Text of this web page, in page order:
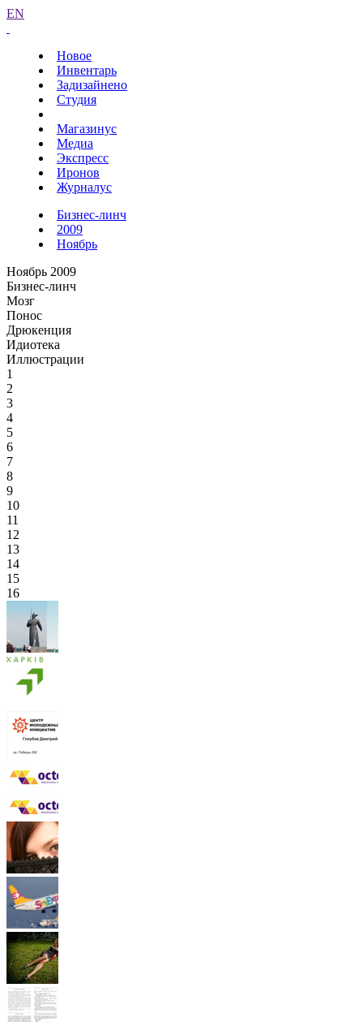
EN
Новое
Инвентарь
Задизайнено
Студия
Магазинус
Медиа
Экспресс
Иронов
Журналус
Бизнес-линч
2009
Ноябрь
Ноябрь 2009
Бизнес-линч
Мозг
Понос
Дрюкенция
Идиотека
Иллюстрации
1
2
3
4
5
6
7
8
9
10
11
12
13
14
15
16